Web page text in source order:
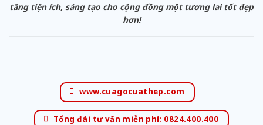
tăng tiện ích, sáng tạo cho cộng đồng một tương lai tốt đẹp
hơn!
www.cuagocuathep.com
Tổng đài tư vấn miễn phí: 0824.400.400